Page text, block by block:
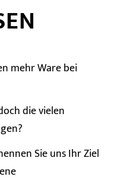
mehr Ware bei
die vielen
Sie uns Ihr Ziel